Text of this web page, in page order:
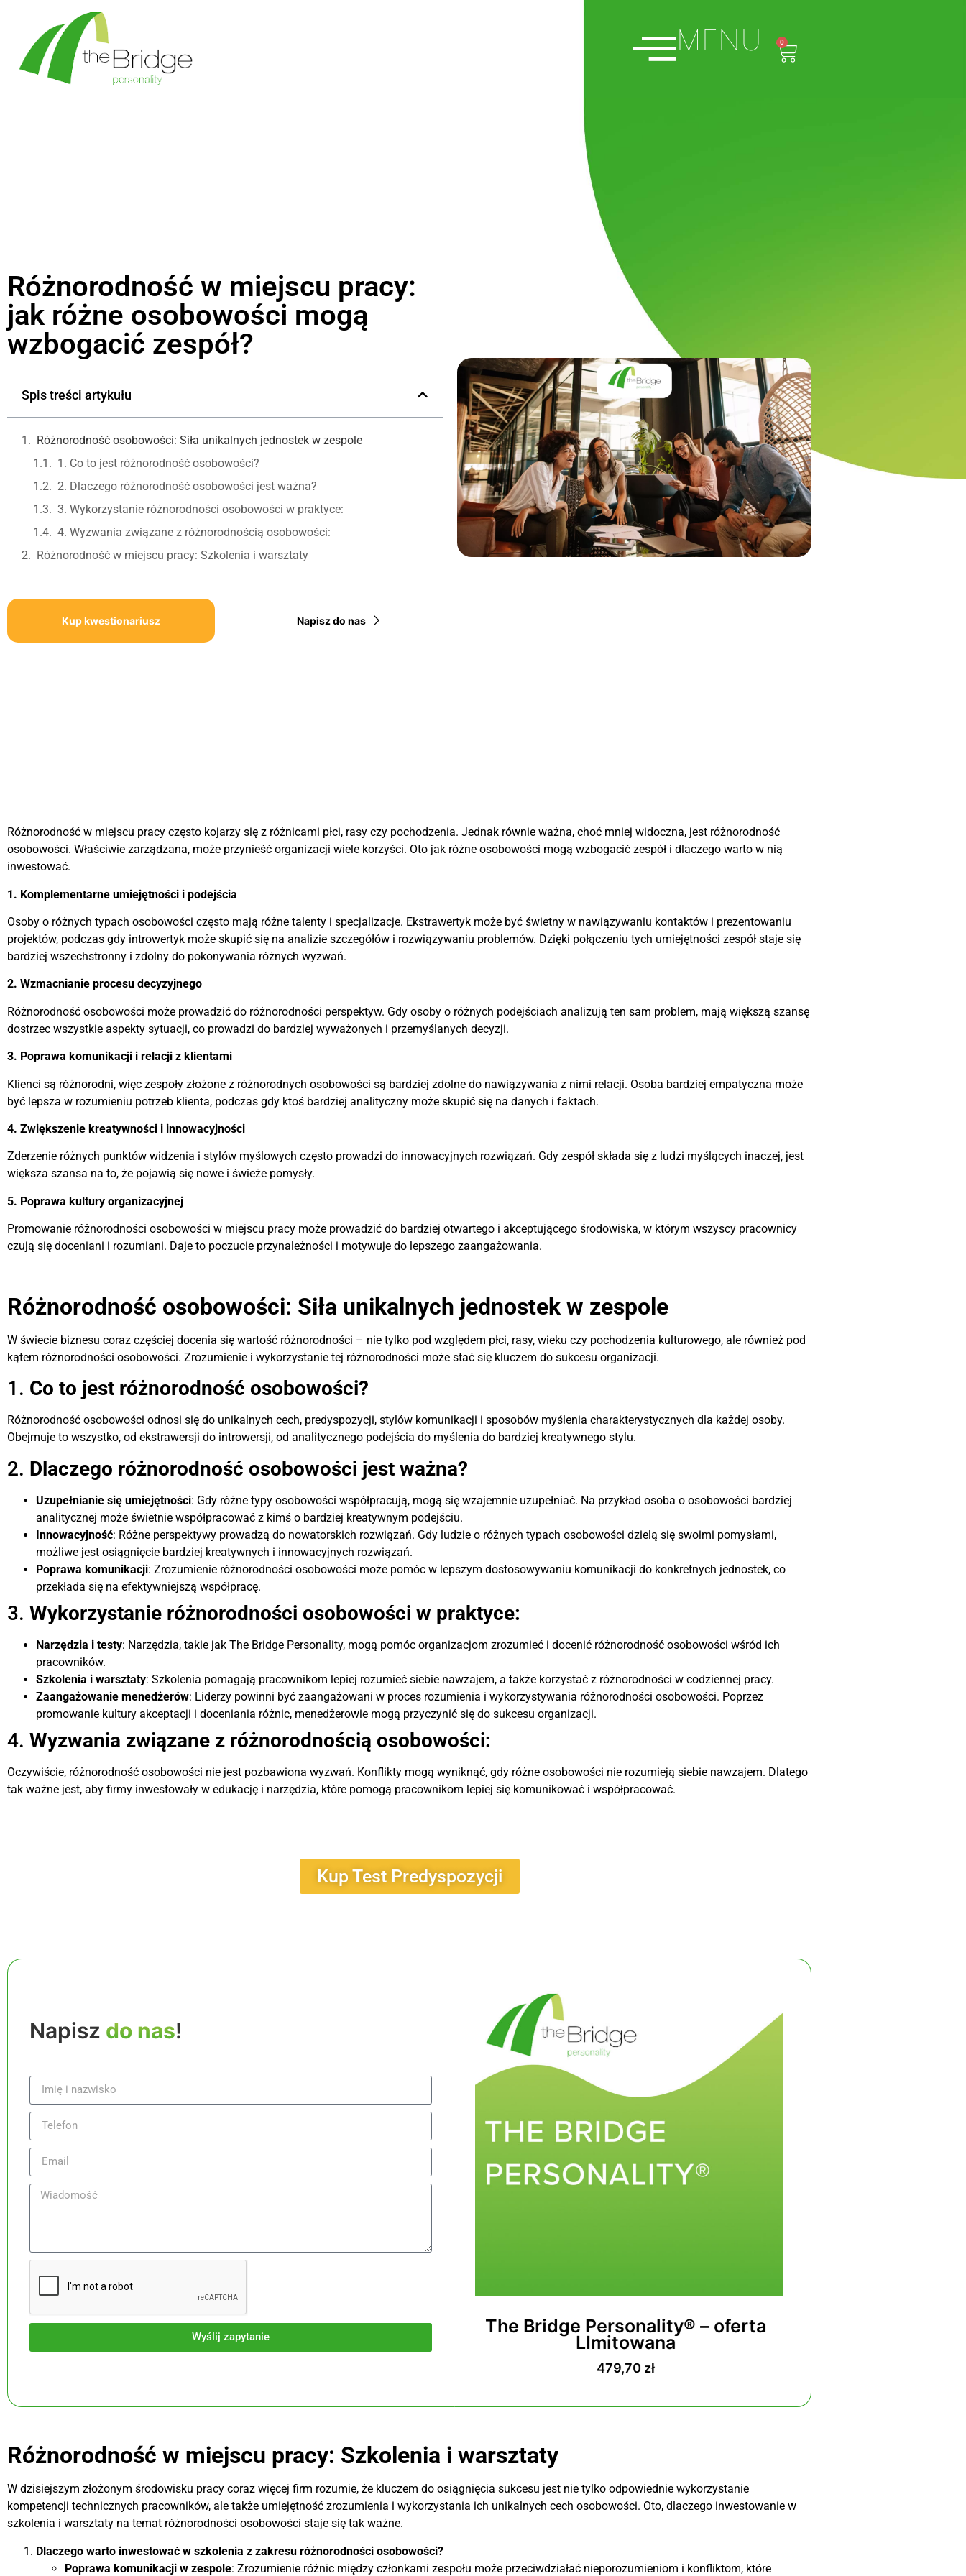
MENU 0
Różnorodność w miejscu pracy:
jak różne osobowości mogą
wzbogacić zespół?
Spis treści artykułu
Różnorodność osobowości: Siła unikalnych jednostek w zespole
1. Co to jest różnorodność osobowości?
2. Dlaczego różnorodność osobowości jest ważna?
3. Wykorzystanie różnorodności osobowości w praktyce:
4. Wyzwania związane z różnorodnością osobowości:
Różnorodność w miejscu pracy: Szkolenia i warsztaty
Kup kwestionariusz Napisz do nas
Różnorodność w miejscu pracy często kojarzy się z różnicami płci, rasy czy pochodzenia. Jednak równie ważna, choć mniej widoczna, jest różnorodność
osobowości. Właściwie zarządzana, może przynieść organizacji wiele korzyści. Oto jak różne osobowości mogą wzbogacić zespół i dlaczego warto w nią
inwestować.
1. Komplementarne umiejętności i podejścia
Osoby o różnych typach osobowości często mają różne talenty i specjalizacje. Ekstrawertyk może być świetny w nawiązywaniu kontaktów i prezentowaniu
projektów, podczas gdy introwertyk może skupić się na analizie szczegółów i rozwiązywaniu problemów. Dzięki połączeniu tych umiejętności zespół staje się
bardziej wszechstronny i zdolny do pokonywania różnych wyzwań.
2. Wzmacnianie procesu decyzyjnego
Różnorodność osobowości może prowadzić do różnorodności perspektyw. Gdy osoby o różnych podejściach analizują ten sam problem, mają większą szansę
dostrzec wszystkie aspekty sytuacji, co prowadzi do bardziej wyważonych i przemyślanych decyzji.
3. Poprawa komunikacji i relacji z klientami
Klienci są różnorodni, więc zespoły złożone z różnorodnych osobowości są bardziej zdolne do nawiązywania z nimi relacji. Osoba bardziej empatyczna może
być lepsza w rozumieniu potrzeb klienta, podczas gdy ktoś bardziej analityczny może skupić się na danych i faktach.
4. Zwiększenie kreatywności i innowacyjności
Zderzenie różnych punktów widzenia i stylów myślowych często prowadzi do innowacyjnych rozwiązań. Gdy zespół składa się z ludzi myślących inaczej, jest
większa szansa na to, że pojawią się nowe i świeże pomysły.
5. Poprawa kultury organizacyjnej
Promowanie różnorodności osobowości w miejscu pracy może prowadzić do bardziej otwartego i akceptującego środowiska, w którym wszyscy pracownicy
czują się doceniani i rozumiani. Daje to poczucie przynależności i motywuje do lepszego zaangażowania.
Różnorodność osobowości: Siła unikalnych jednostek w zespole
W świecie biznesu coraz częściej docenia się wartość różnorodności – nie tylko pod względem płci, rasy, wieku czy pochodzenia kulturowego, ale również pod
kątem różnorodności osobowości. Zrozumienie i wykorzystanie tej różnorodności może stać się kluczem do sukcesu organizacji.
1. Co to jest różnorodność osobowości?
Różnorodność osobowości odnosi się do unikalnych cech, predyspozycji, stylów komunikacji i sposobów myślenia charakterystycznych dla każdej osoby.
Obejmuje to wszystko, od ekstrawersji do introwersji, od analitycznego podejścia do myślenia do bardziej kreatywnego stylu.
2. Dlaczego różnorodność osobowości jest ważna?
Uzupełnianie się umiejętności: Gdy różne typy osobowości współpracują, mogą się wzajemnie uzupełniać. Na przykład osoba o osobowości bardziej
analitycznej może świetnie współpracować z kimś o bardziej kreatywnym podejściu.
Innowacyjność: Różne perspektywy prowadzą do nowatorskich rozwiązań. Gdy ludzie o różnych typach osobowości dzielą się swoimi pomysłami,
możliwe jest osiągnięcie bardziej kreatywnych i innowacyjnych rozwiązań.
Poprawa komunikacji: Zrozumienie różnorodności osobowości może pomóc w lepszym dostosowywaniu komunikacji do konkretnych jednostek, co
przekłada się na efektywniejszą współpracę.
3. Wykorzystanie różnorodności osobowości w praktyce:
Narzędzia i testy: Narzędzia, takie jak The Bridge Personality, mogą pomóc organizacjom zrozumieć i docenić różnorodność osobowości wśród ich
pracowników.
Szkolenia i warsztaty: Szkolenia pomagają pracownikom lepiej rozumieć siebie nawzajem, a także korzystać z różnorodności w codziennej pracy.
Zaangażowanie menedżerów: Liderzy powinni być zaangażowani w proces rozumienia i wykorzystywania różnorodności osobowości. Poprzez
promowanie kultury akceptacji i doceniania różnic, menedżerowie mogą przyczynić się do sukcesu organizacji.
4. Wyzwania związane z różnorodnością osobowości:
Oczywiście, różnorodność osobowości nie jest pozbawiona wyzwań. Konflikty mogą wyniknąć, gdy różne osobowości nie rozumieją siebie nawzajem. Dlatego
tak ważne jest, aby firmy inwestowały w edukację i narzędzia, które pomogą pracownikom lepiej się komunikować i współpracować.
Kup Test Predyspozycji
Napisz do nas!
Wyślij zapytanie
– Black The Bridge Personality® – oferta
LImitowana
The Bridge Personality® – Black
Friday
1200,00zł
Różnorodność w miejscu pracy: Szkolenia i warsztaty
W dzisiejszym złożonym środowisku pracy coraz więcej firm rozumie, że kluczem do osiągnięcia sukcesu jest nie tylko odpowiednie wykorzystanie
kompetencji technicznych pracowników, ale także umiejętność zrozumienia i wykorzystania ich unikalnych cech osobowości. Oto, dlaczego inwestowanie w
szkolenia i warsztaty na temat różnorodności osobowości staje się tak ważne.
Dlaczego warto inwestować w szkolenia z zakresu różnorodności osobowości?
Poprawa komunikacji w zespole: Zrozumienie różnic między członkami zespołu może przeciwdziałać nieporozumieniom i konfliktom, które